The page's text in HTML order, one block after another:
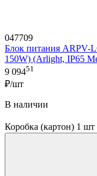
047709
Блок питания ARPV-
150W) (Arlight, IP65
9 09451
₽/шт
В наличии
Коробка (картон) 1